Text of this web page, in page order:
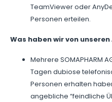
TeamViewer oder
Personen erteilen.
Was haben wir von
Mehrere SOMAPHARM
Tagen dubiose
Personen erhalten
angebliche “feindliche